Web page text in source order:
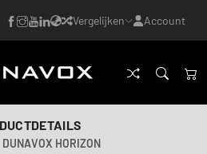
Vergelijken Account
DUNAVOX HORIZON